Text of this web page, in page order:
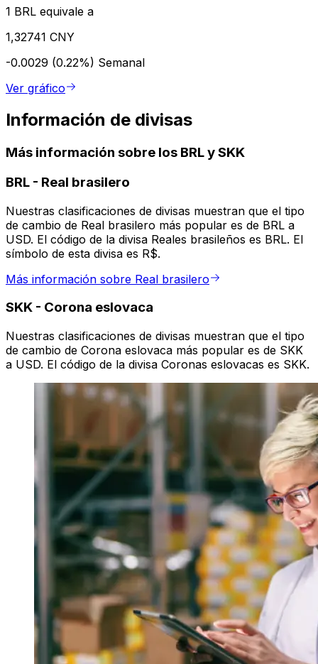
1 BRL equivale a
1,32741 CNY
-0.0029 (0.22%) Semanal
Ver gráfico
Información de divisas
Más información sobre los BRL y SKK
BRL - Real brasilero
Nuestras clasificaciones de divisas muestran que el tipo
de cambio de Real brasilero más popular es de BRL a
USD. El código de la divisa Reales brasileños es BRL. El
símbolo de esta divisa es R$.
Más información sobre Real brasilero
SKK - Corona eslovaca
Nuestras clasificaciones de divisas muestran que el tipo
de cambio de Corona eslovaca más popular es de SKK
a USD. El código de la divisa Coronas eslovacas es SKK.